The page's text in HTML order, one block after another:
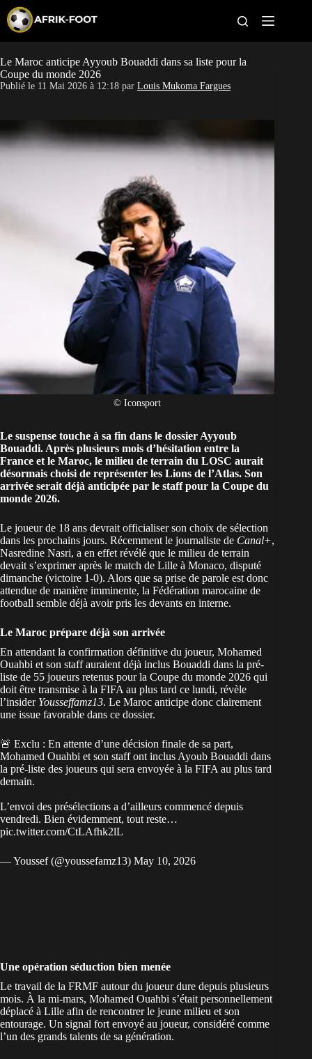
p
t
o
c
o
n
t
CAN féminine
Clubs
Classement
Paris sportifs
Le Maroc anticipe Ayyoub Bouaddi dans sa liste pour la
Coupe du monde 2026
Publié le 11 Mai 2026 à 12:18 par Louis Mukoma Fargues
© Iconsport
Le suspense touche à sa fin dans le dossier Ayyoub
Bouaddi. Après plusieurs mois d’hésitation entre la
France et le Maroc, le milieu de terrain du LOSC aurait
désormais choisi de représenter les Lions de l’Atlas. Son
arrivée serait déjà anticipée par le staff pour la Coupe du
monde 2026.
Le joueur de 18 ans devrait officialiser son choix de sélection
dans les prochains jours. Récemment le journaliste de Canal+,
Nasredine Nasri, a en effet révélé que le milieu de terrain
devait s’exprimeraprès le match de Lille à Monaco, disputé
dimanche (victoire 1-0). Alors que sa prise de parole est donc
attendue de manière imminente, la Fédération marocaine de
football semble déjà avoir pris les devants en interne.
Le Maroc prépare déjà son arrivée
En attendant la confirmation définitive du joueur, Mohamed
Ouahbi et son staff auraient déjà inclus Bouaddi dans la pré-
liste de 55 joueurs retenus pour la Coupe du monde 2026 qui
doit être transmise à la FIFA au plus tard ce lundi, révèle
l’insider Yousseffamz13. Le Maroc anticipe donc clairement
une issue favorable dans ce dossier.
🚨 Exclu : En attente d’une décision finale de sa part,
Mohamed Ouahbi et son staff ont inclus Ayoub Bouaddi dans
la pré-liste des joueurs qui sera envoyée à la FIFA au plus tard
demain.
L’envoi des présélections a d’ailleurs commencé depuis
vendredi. Bien évidemment, tout reste…
pic.twitter.com/CtLAfhk2lL
— Youssef (@youssefamz13) May 10, 2026
Une opération séduction bien menée
Le travail de la FRMF autour du joueur dure depuis plusieurs
mois. À la mi-mars, Mohamed Ouahbi s’était personnellement
déplacé à Lille afin de rencontrer le jeune milieu et son
entourage. Un signal fort envoyé au joueur, considéré comme
l’un des grands talents de sa génération.